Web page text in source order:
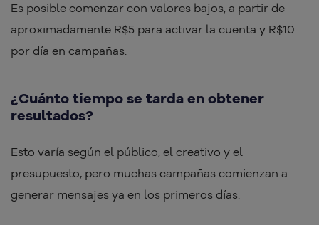
Es posible comenzar con valores bajos, a partir de
aproximadamente R$5 para activar la cuenta y R$10
por día en campañas.
¿Cuánto tiempo se tarda en obtener
resultados?
Esto varía según el público, el creativo y el
presupuesto, pero muchas campañas comienzan a
generar mensajes ya en los primeros días.